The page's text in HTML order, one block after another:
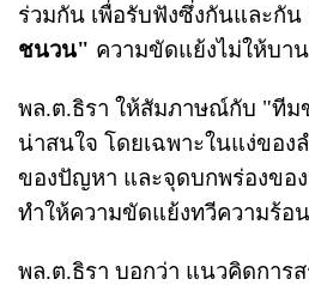
ร่วมกัน เพื่อรับฟังซึ่งกันและกัน
ชนวน" ความขัดแย้งไม่ให้บา
พล.ต.ธิรา ให้สัมภาษณ์กับ "ทีม
น่าสนใจ โดยเฉพาะในแง่ของ
ของปัญหา และจุดบกพร่องขอ
ทำให้ความขัดแย้งทวีความร้อ
พล.ต.ธิรา บอกว่า แนวคิดการส